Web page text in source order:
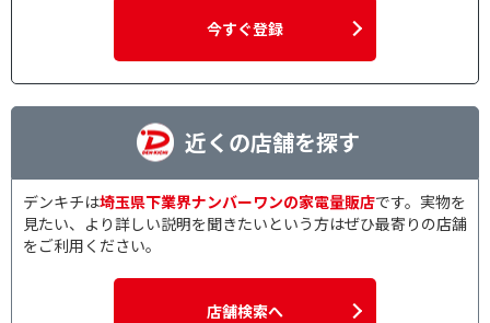
今すぐ登録
近くの店舗を探す
デンキチは埼玉県下業界ナンバーワンの家電量販店です。実物を
見たい、より詳しい説明を聞きたいという方はぜひ最寄りの店舗
をご利用ください。
店舗検索へ